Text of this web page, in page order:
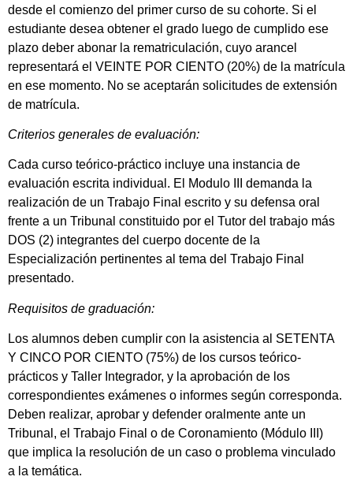
desde el comienzo del primer curso de su cohorte. Si el
estudiante desea obtener el grado luego de cumplido ese
plazo deber abonar la rematriculación, cuyo arancel
representará el VEINTE POR CIENTO (20%) de la matrícula
en ese momento. No se aceptarán solicitudes de extensión
de matrícula.
Criterios generales de evaluación:
Cada curso teórico-práctico incluye una instancia de
evaluación escrita individual. El Modulo III demanda la
realización de un Trabajo Final escrito y su defensa oral
frente a un Tribunal constituido por el Tutor del trabajo más
DOS (2) integrantes del cuerpo docente de la
Especialización pertinentes al tema del Trabajo Final
presentado.
Requisitos de graduación:
Los alumnos deben cumplir con la asistencia al SETENTA
Y CINCO POR CIENTO (75%) de los cursos teórico-
prácticos y Taller Integrador, y la aprobación de los
correspondientes exámenes o informes según corresponda.
Deben realizar, aprobar y defender oralmente ante un
Tribunal, el Trabajo Final o de Coronamiento (Módulo III)
que implica la resolución de un caso o problema vinculado
a la temática.